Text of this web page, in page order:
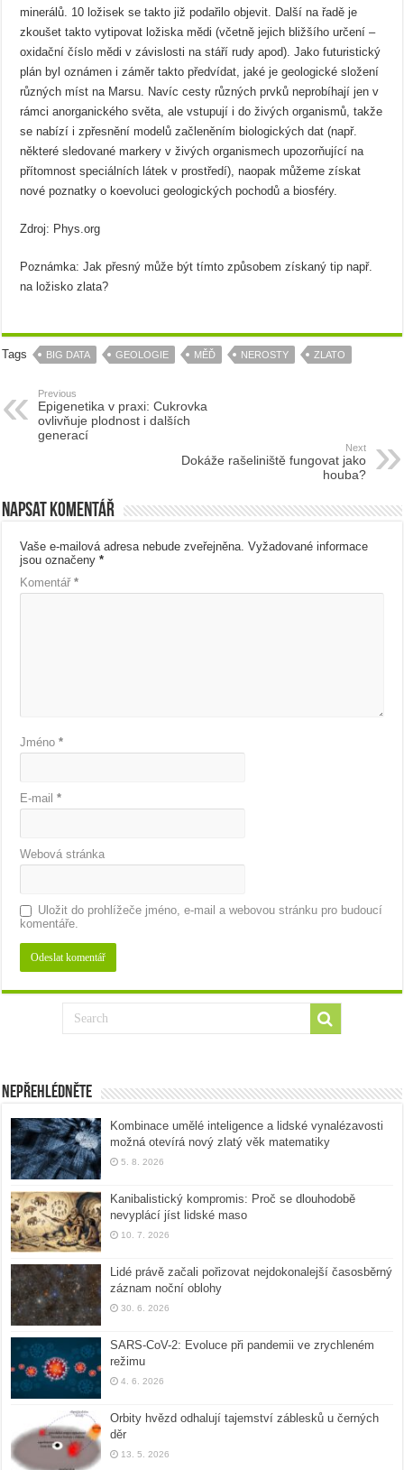
minerálů. 10 ložisek se takto již podařilo objevit. Další na řadě je
zkoušet takto vytipovat ložiska mědi (včetně jejich bližšího určení –
oxidační číslo mědi v závislosti na stáří rudy apod). Jako futuristický
plán byl oznámen i záměr takto předvídat, jaké je geologické složení
různých míst na Marsu. Navíc cesty různých prvků neprobíhají jen v
rámci anorganického světa, ale vstupují i do živých organismů, takže
se nabízí i zpřesnění modelů začleněním biologických dat (např.
některé sledované markery v živých organismech upozorňující na
přítomnost speciálních látek v prostředí), naopak můžeme získat
nové poznatky o koevoluci geologických pochodů a biosféry.
Zdroj: Phys.org
Poznámka: Jak přesný může být tímto způsobem získaný tip např.
na ložisko zlata?
Tags BIG DATA GEOLOGIE MĚĎ NEROSTY ZLATO
Previous
Epigenetika v praxi: Cukrovka
ovlivňuje plodnost i dalších
generací
Next
Dokáže rašeliniště fungovat jako
houba?
Napsat komentář
Vaše e-mailová adresa nebude zveřejněna. Vyžadované informace
jsou označeny*
Komentář*
Jméno*
E-mail*
Webová stránka
Uložit do prohlížeče jméno, e-mail a webovou stránku pro budoucí
komentáře.
Nepřehlédněte
Kombinace umělé inteligence a lidské vynalézavosti
možná otevírá nový zlatý věk matematiky
5. 8. 2026
Kanibalistický kompromis: Proč se dlouhodobě
nevyplácí jíst lidské maso
10. 7. 2026
Lidé právě začali pořizovat nejdokonalejší časosběrný
záznam noční oblohy
30. 6. 2026
SARS-CoV-2: Evoluce při pandemii ve zrychleném
režimu
4. 6. 2026
Orbity hvězd odhalují tajemství záblesků u černých
děr
13. 5. 2026